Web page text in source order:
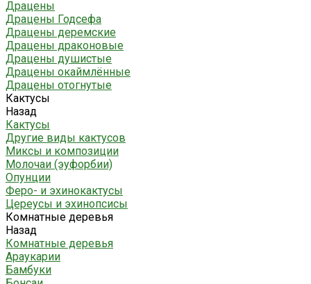
Драцены
Драцены Годсефа
Драцены деремские
Драцены драконовые
Драцены душистые
Драцены окаймлённые
Драцены отогнутые
Кактусы
Назад
Кактусы
Другие виды кактусов
Миксы и композиции
Молочаи (эуфорбии)
Опунции
Феро- и эхинокактусы
Цереусы и эхинопсисы
Комнатные деревья
Назад
Комнатные деревья
Араукарии
Бамбуки